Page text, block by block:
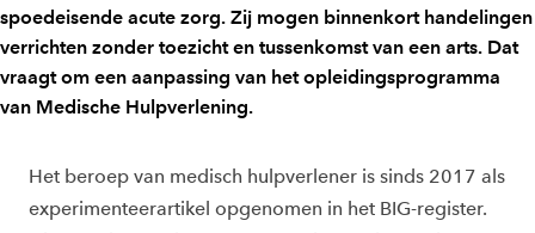
spoedeisende acute zorg. Zij mogen binnenkort handelingen
verrichten zonder toezicht en tussenkomst van een arts. Dat
vraagt om een aanpassing van het opleidingsprogramma
van Medische Hulpverlening.
Het beroep van medisch hulpverlener is sinds 2017 als
experimenteerartikel opgenomen in het BIG-register.